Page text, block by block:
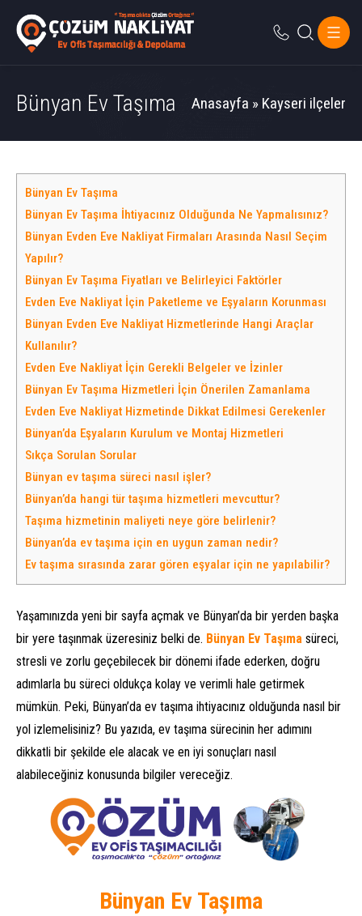
Bünyan Ev Taşıma Anasayfa » Kayseri ilçeler
Bünyan Ev Taşıma
Bünyan Ev Taşıma İhtiyacınız Olduğunda Ne Yapmalısınız?
Bünyan Evden Eve Nakliyat Firmaları Arasında Nasıl Seçim
Yapılır?
Bünyan Ev Taşıma Fiyatları ve Belirleyici Faktörler
Evden Eve Nakliyat İçin Paketleme ve Eşyaların Korunması
Bünyan Evden Eve Nakliyat Hizmetlerinde Hangi Araçlar
Kullanılır?
Evden Eve Nakliyat İçin Gerekli Belgeler ve İzinler
Bünyan Ev Taşıma Hizmetleri İçin Önerilen Zamanlama
Evden Eve Nakliyat Hizmetinde Dikkat Edilmesi Gerekenler
Bünyan’da Eşyaların Kurulum ve Montaj Hizmetleri
Sıkça Sorulan Sorular
Bünyan ev taşıma süreci nasıl işler?
Bünyan’da hangi tür taşıma hizmetleri mevcuttur?
Taşıma hizmetinin maliyeti neye göre belirlenir?
Bünyan’da ev taşıma için en uygun zaman nedir?
Ev taşıma sırasında zarar gören eşyalar için ne yapılabilir?
Yaşamınızda yeni bir sayfa açmak ve Bünyan’da bir yerden başka
bir yere taşınmak üzeresiniz belki de. Bünyan Ev Taşıma süreci,
stresli ve zorlu geçebilecek bir dönemi ifade ederken, doğru
adımlarla bu süreci oldukça kolay ve verimli hale getirmek
mümkün. Peki, Bünyan’da ev taşıma ihtiyacınız olduğunda nasıl bir
yol izlemelisiniz? Bu yazıda, ev taşıma sürecinin her adımını
dikkatli bir şekilde ele alacak ve en iyi sonuçları nasıl
alabileceğiniz konusunda bilgiler vereceğiz.
Bünyan Ev Taşıma